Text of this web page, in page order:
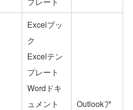
Excelブッ
ク
Excelテン
プレート
Wordドキ
ュメント
Outlookア